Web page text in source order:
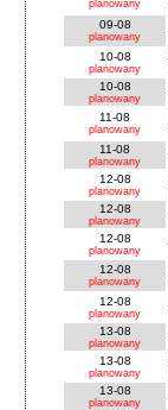
planowany
09-08
planowany
10-08
planowany
10-08
planowany
11-08
planowany
11-08
planowany
12-08
planowany
12-08
planowany
12-08
planowany
12-08
planowany
12-08
planowany
13-08
planowany
13-08
planowany
13-08
planowany